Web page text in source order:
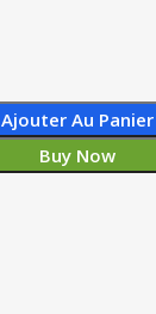
Ajouter Au Panier
Buy Now